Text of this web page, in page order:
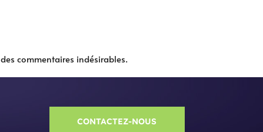
commentaires indésirables.
CONTACTEZ-NOUS